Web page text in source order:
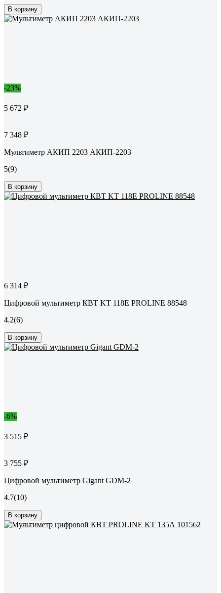
В корзину
-23%
5 672 ₽
7 348 ₽
Мультиметр АКИП 2203 АКИП-2203
5(9)
В корзину
6 314 ₽
Цифровой мультиметр КВТ KT 118E PROLINE 88548
4.2(6)
В корзину
-6%
3 515 ₽
3 755 ₽
Цифровой мультиметр Gigant GDM-2
4.7(10)
В корзину